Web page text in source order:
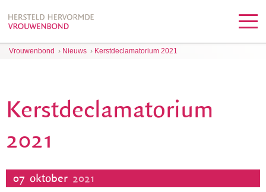
Vrouwenbond › Nieuws › Kerstdeclamatorium 2021
Kerstdeclamatorium
2021
07 oktober 2021